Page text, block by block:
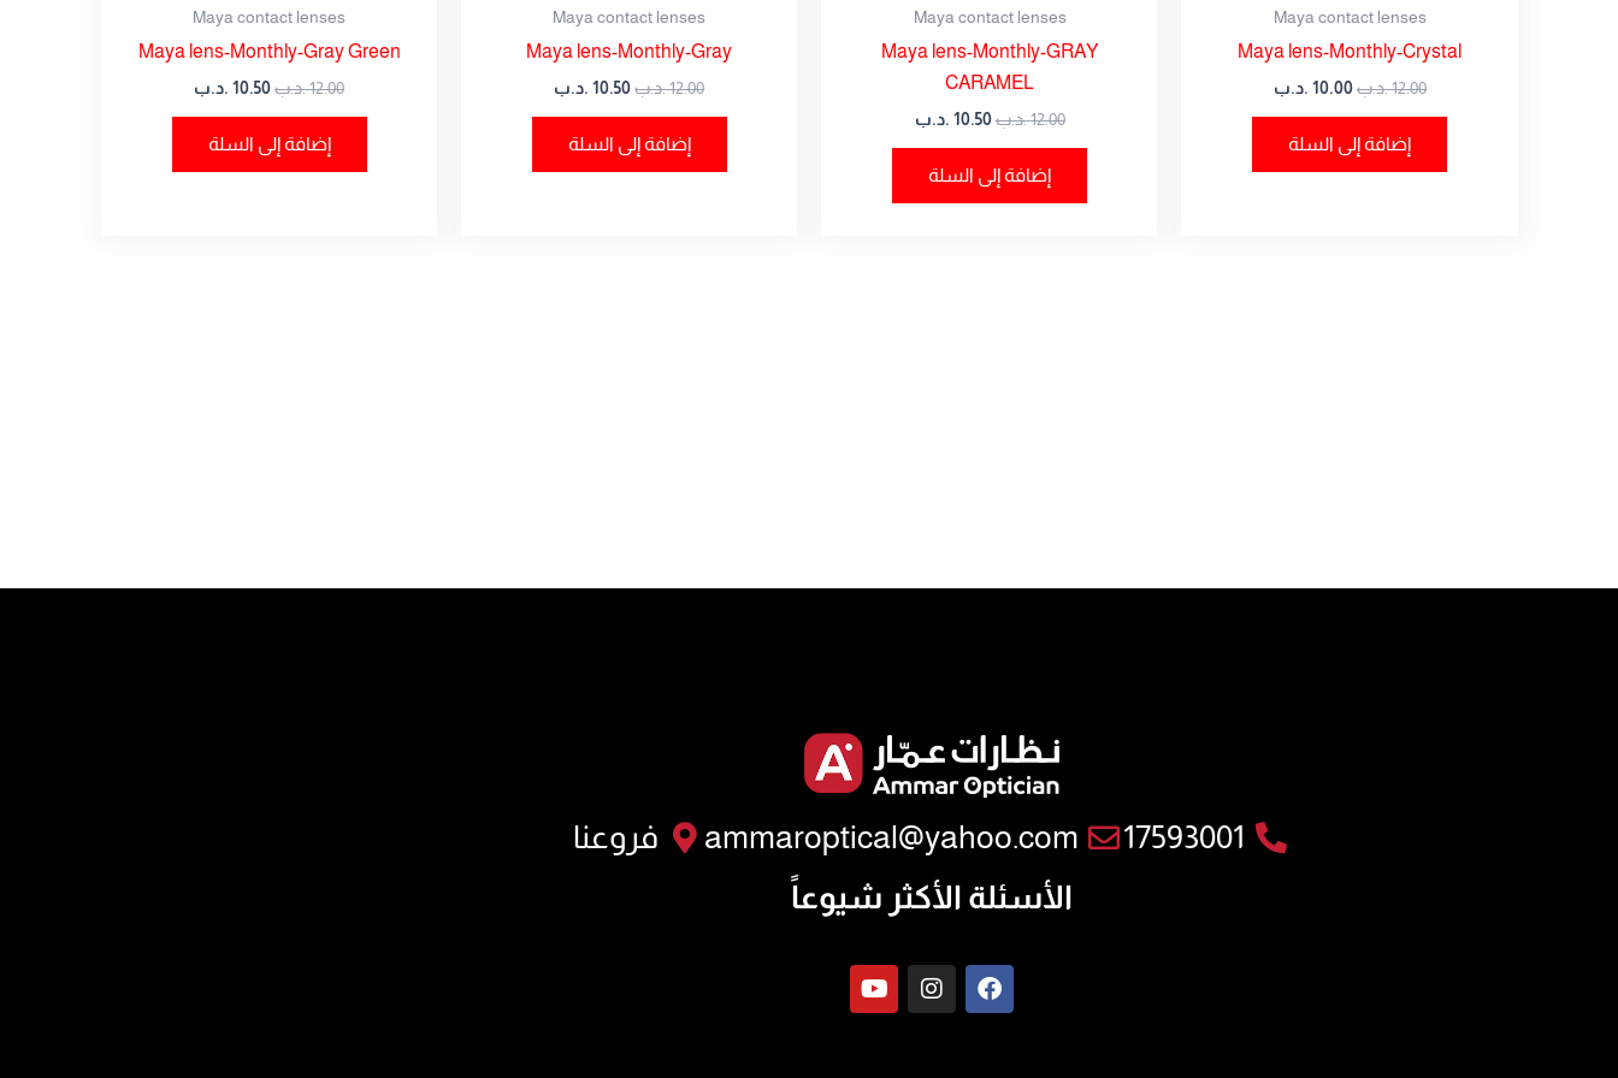
Maya contact lenses
Maya lens-Monthly-Crystal
12.00.د.ب 10.00 .د.ب
إضافة إلى السلة
Maya contact lenses
Maya lens-Monthly-GRAY
CARAMEL
12.00.د.ب10.50 .د.ب
إضافة إلى السلة
Maya contact lenses
Maya lens-Monthly-Gray
12.00.د.ب 10.50 .د.ب
إضافة إلى السلة
Maya contact lenses
Maya lens-Monthly-Gray Green
12.00.د.ب10.50 .د.ب
إضافة إلى السلة
17593001
ammaroptical@yahoo.com
فروعنا
الأسئلة الأكثر شيوعاً
F
a
I
n
Y
o